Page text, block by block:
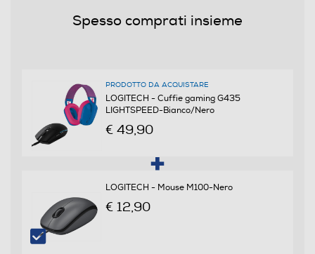
Microfono incorporato
Altre descrizioni strutturali
Spesso comprati insieme
PRODOTTO DA ACQUISTARE
LOGITECH - Cuffie gaming G435
LIGHTSPEED-Bianco/Nero
€ 49,90
LOGITECH - Mouse M100-Nero
€ 12,90